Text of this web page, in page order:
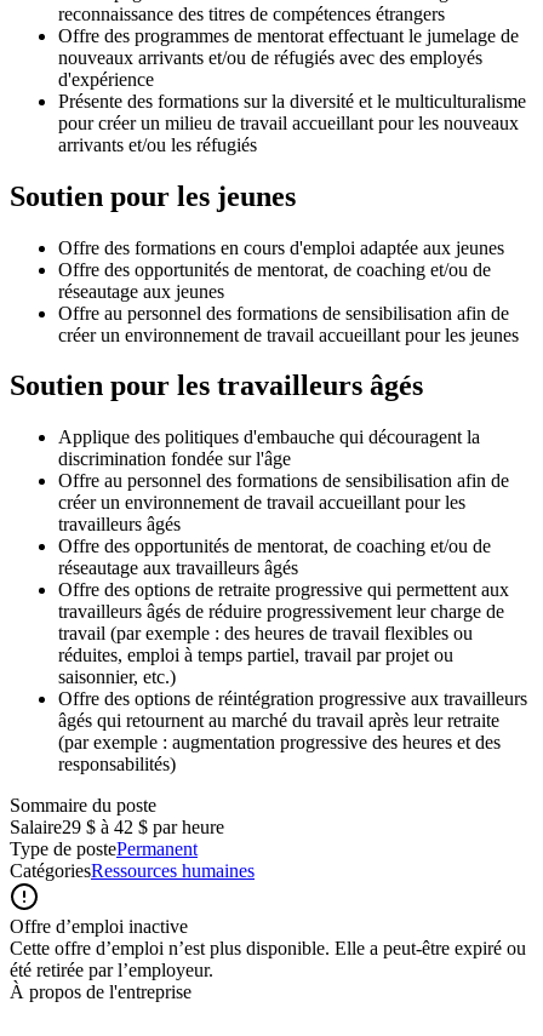
reconnaissance des titres de compétences étrangers
Offre des programmes de mentorat effectuant le jumelage de
nouveaux arrivants et/ou de réfugiés avec des employés
d'expérience
Présente des formations sur la diversité et le multiculturalisme
pour créer un milieu de travail accueillant pour les nouveaux
arrivants et/ou les réfugiés
Soutien pour les jeunes
Offre des formations en cours d'emploi adaptée aux jeunes
Offre des opportunités de mentorat, de coaching et/ou de
réseautage aux jeunes
Offre au personnel des formations de sensibilisation afin de
créer un environnement de travail accueillant pour les jeunes
Soutien pour les travailleurs âgés
Applique des politiques d'embauche qui découragent la
discrimination fondée sur l'âge
Offre au personnel des formations de sensibilisation afin de
créer un environnement de travail accueillant pour les
travailleurs âgés
Offre des opportunités de mentorat, de coaching et/ou de
réseautage aux travailleurs âgés
Offre des options de retraite progressive qui permettent aux
travailleurs âgés de réduire progressivement leur charge de
travail (par exemple : des heures de travail flexibles ou
réduites, emploi à temps partiel, travail par projet ou
saisonnier, etc.)
Offre des options de réintégration progressive aux travailleurs
âgés qui retournent au marché du travail après leur retraite
(par exemple : augmentation progressive des heures et des
responsabilités)
Sommaire du poste
Salaire29 $ à 42 $ par heure
Type de postePermanent
CatégoriesRessources humaines
Offre d’emploi inactive
Cette offre d’emploi n’est plus disponible. Elle a peut-être expiré ou
été retirée par l’employeur.
À propos de l'entreprise